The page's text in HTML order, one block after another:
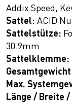
Addix Speed,
Sattel: ACID
Sattelstütze:
30.9mm
Sattelklemme:
Max.
Länge / Breite /